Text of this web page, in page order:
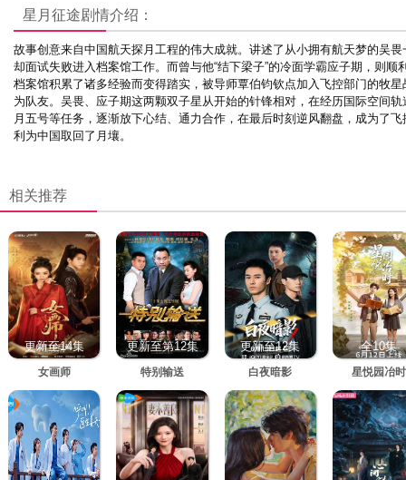
星月征途剧情介绍：
故事创意来自中国航天探月工程的伟大成就。讲述了从小拥有航天梦的吴
却面试失败进入档案馆工作。而曾与他“结下梁子”的冷面学霸应子期，则顺
档案馆积累了诸多经验而变得踏实，被导师覃伯钧钦点加入飞控部门的牧
为队友。吴畏、应子期这两颗双子星从开始的针锋相对，在经历国际空间
月五号等任务，逐渐放下心结、通力合作，在最后时刻逆风翻盘，成为了
利为中国取回了月壤。
相关推荐
更新至14集
女画师
更新至第12集
特别输送
更新至12集
白夜暗影
全10集
星悦园冶时